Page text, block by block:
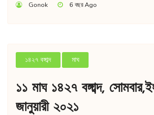
Gonok 6 বছর Ago
১৪২৭ বঙ্গাব্দ মাঘ
১১ মাঘ ১৪২৭ বঙ্গাব্দ,
জানুয়ারী ২০২১